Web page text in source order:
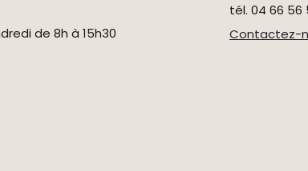
de 8h à 15h30
tél. 04 66 56
Contactez-